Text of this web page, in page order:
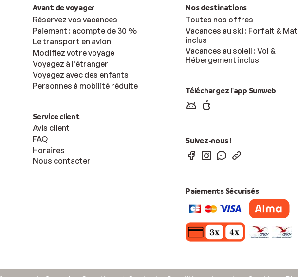
Avant de voyager
Réservez vos vacances
Paiement : acompte de 30 %
Le transport en avion
Modifiez votre voyage
Voyagez à l'étranger
Voyagez avec des enfants
Personnes à mobilité réduite
Service client
Avis client
FAQ
Horaires
Nous contacter
Nos destinations
Toutes nos offres
Vacances au ski : Forfait &
inclus
Vacances au soleil : Vol &
Hébergement inclus
Téléchargez l'app Sunweb
Suivez-nous !
Paiements Sécurisés